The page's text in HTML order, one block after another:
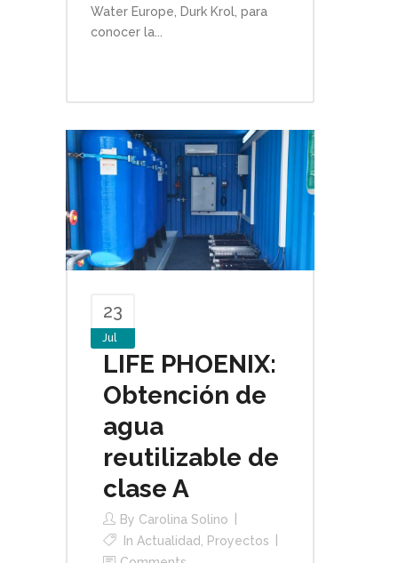
Water Europe, Durk Krol, para
conocer la...
23
Jul
LIFE PHOENIX:
Obtención de
agua
reutilizable de
clase A
By Carolina Solino
In Actualidad
Proyectos